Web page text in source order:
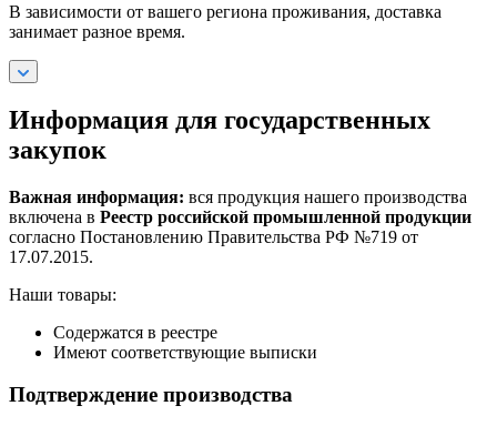
В зависимости от вашего региона проживания, доставка
занимает разное время.
Информация для государственных
закупок
Важная информация: вся продукция нашего производства
включена в Реестр российской промышленной продукции
согласно Постановлению Правительства РФ №719 от
17.07.2015.
Наши товары:
Содержатся в реестре
Имеют соответствующие выписки
Подтверждение производства